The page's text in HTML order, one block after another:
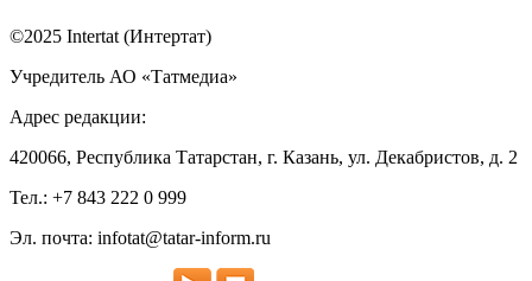
©2025 Intertat (Интертат)
Учредитель АО «Татмедиа»
Адрес редакции:
420066, Республика Татарстан, г. Казань, ул. Декабристов, д. 2
Тел.: +7 843 222 0 999
Эл. почта: infotat@tatar-inform.ru